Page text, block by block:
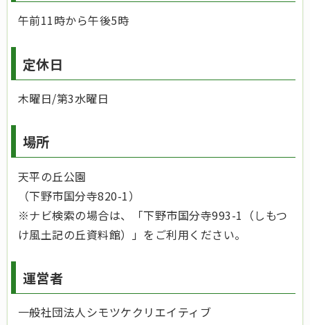
午前11時から午後5時
定休日
木曜日/第3水曜日
場所
天平の丘公園
（下野市国分寺820-1）
※ナビ検索の場合は、「下野市国分寺993-1（しもつ
け風土記の丘資料館）」をご利用ください。
運営者
一般社団法人シモツケクリエイティブ